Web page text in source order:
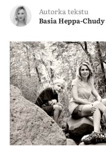
Autorka tekstu
Basia Heppa-Chudy